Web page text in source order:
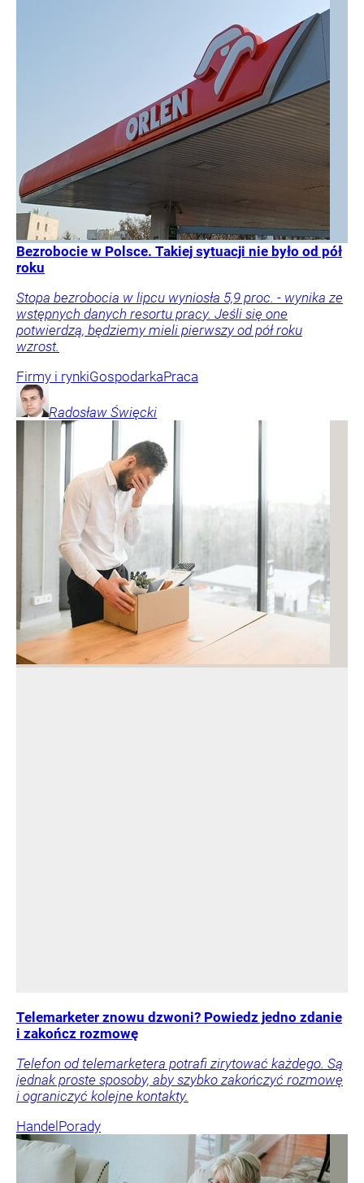
Bezrobocie w Polsce. Takiej sytuacji nie było od pół
roku
Stopa bezrobocia w lipcu wyniosła 5,9 proc. - wynika ze
wstępnych danych resortu pracy. Jeśli się one
potwierdzą, będziemy mieli pierwszy od pół roku
wzrost.
Firmy i rynkiGospodarkaPraca
Radosław Święcki
Telemarketer znowu dzwoni? Powiedz jedno zdanie
i zakończ rozmowę
Telefon od telemarketera potrafi zirytować każdego. Są
jednak proste sposoby, aby szybko zakończyć rozmowę
i ograniczyć kolejne kontakty.
HandelPorady